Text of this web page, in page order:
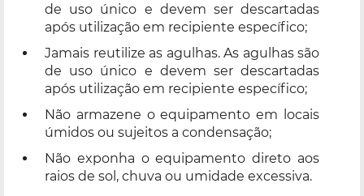
de uso único e devem ser descartadas
após utilização em recipiente específico;
Jamais reutilize as agulhas. As agulhas são
de uso único e devem ser descartadas
após utilização em recipiente específico;
Não armazene o equipamento em locais
úmidos ou sujeitos a condensação;
Não exponha o equipamento direto aos
raios de sol, chuva ou umidade excessiva.